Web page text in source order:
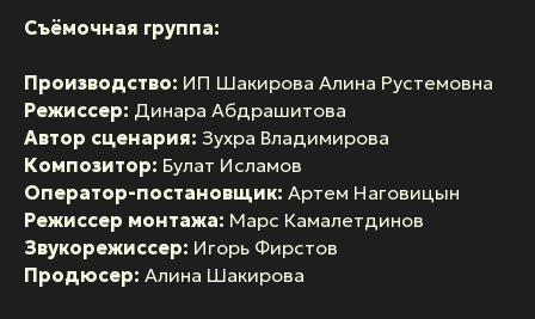
Съёмочная группа:
Производство: ИП Шакирова Алина Рустемовна
Режиссер: Динара Абдрашитова
Автор сценария: Зухра Владимирова
Композитор: Булат Исламов
Оператор-постановщик: Артем Наговицын
Режиссер монтажа: Марс Камалетдинов
Звукорежиссер: Игорь Фирстов
Продюсер: Алина Шакирова